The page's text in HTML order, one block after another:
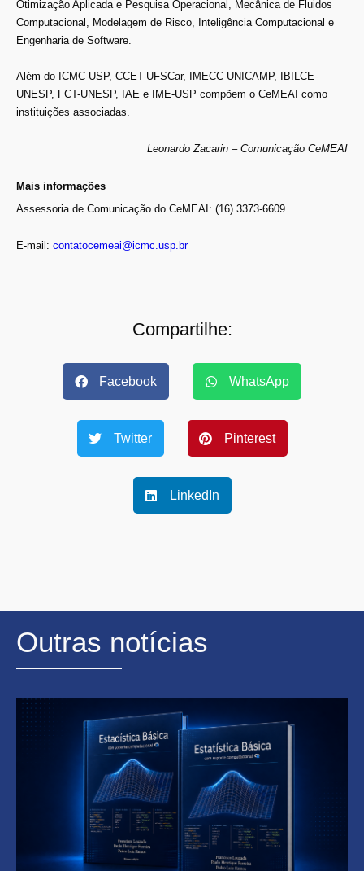
Otimização Aplicada e Pesquisa Operacional, Mecânica de Fluidos
Computacional, Modelagem de Risco, Inteligência Computacional e
Engenharia de Software.
Além do ICMC-USP, CCET-UFSCar, IMECC-UNICAMP, IBILCE-
UNESP, FCT-UNESP, IAE e IME-USP compõem o CeMEAI como
instituições associadas.
Leonardo Zacarin – Comunicação CeMEAI
Mais informações
Assessoria de Comunicação do CeMEAI: (16) 3373-6609
E-mail: contatocemeai@icmc.usp.br
Compartilhe:
Facebook WhatsApp
Twitter Pinterest
LinkedIn
Outras notícias